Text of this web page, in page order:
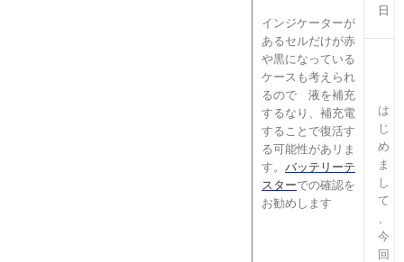
インジケーターが
あるセルだけが赤
や黒になっている
ケースも考えられ
るので 液を補充
するなり、補充電
することで復活す
る可能性があリま
す。 バッテリーテ
スターでの確認を
お勧めします
日
は
じ
め
ま
し
て
、
今
回